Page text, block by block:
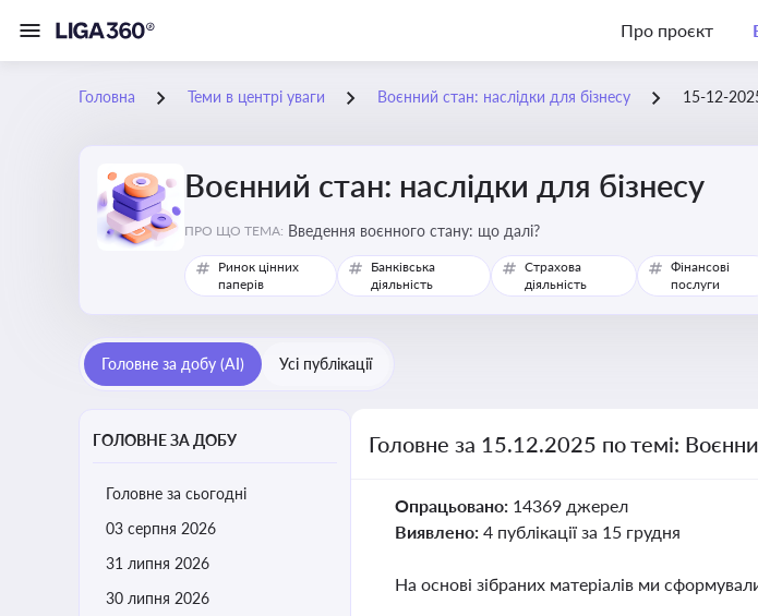
Про проєкт
Головна Теми в центрі уваги Воєнний стан: наслідки для бізнесу 15-12-
Воєнний стан: наслідки для бізнесу
ПРО ЩО ТЕМА: Введення воєнного стану: що далі?
Ринок цінних
паперів
Банківська
діяльність
Страхова
діяльність
Фінансові
послуги
Головне за добу (AI) Усі публікації
ГОЛОВНЕ ЗА ДОБУ
Головне за сьогодні
03 серпня 2026
31 липня 2026
30 липня 2026
Головне за 15.12.2025 по темі:
Опрацьовано: 14369 джерел
Виявлено: 4 публікації за 15 грудня
На основі зібраних матеріалів ми